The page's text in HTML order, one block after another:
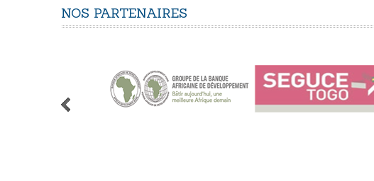
NOS PARTENAIRES